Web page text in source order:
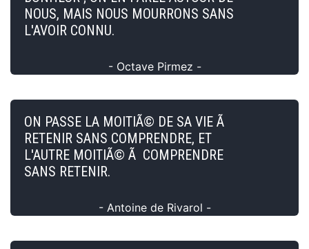
NOUS, MAIS NOUS MOURRONS SANS
L'AVOIR CONNU.
- Octave Pirmez -
ON PASSE LA MOITIÃ© DE SA VIE Ã
RETENIR SANS COMPRENDRE, ET
L'AUTRE MOITIÃ© Ã COMPRENDRE
SANS RETENIR.
- Antoine de Rivarol -